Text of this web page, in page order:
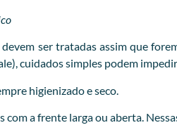
ser tratadas assim que
cuidados simples podem
higienizado e seco.
com a frente larga ou aberta.